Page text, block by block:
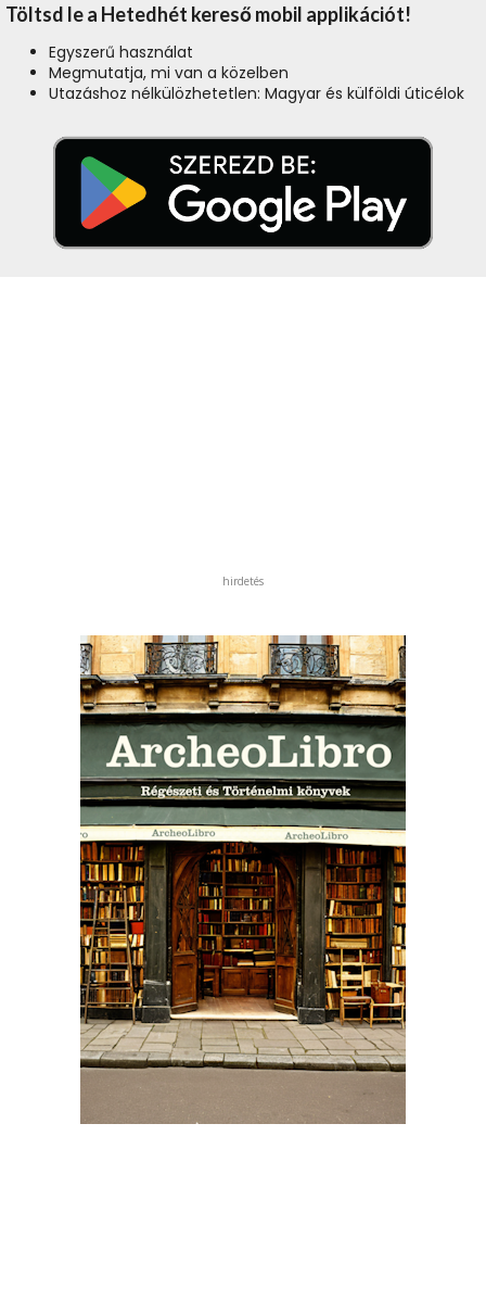
Töltsd le a Hetedhét kereső mobil applikációt!
Egyszerű használat
Megmutatja, mi van a közelben
Utazáshoz nélkülözhetetlen: Magyar és külföldi úticélok
hirdetés